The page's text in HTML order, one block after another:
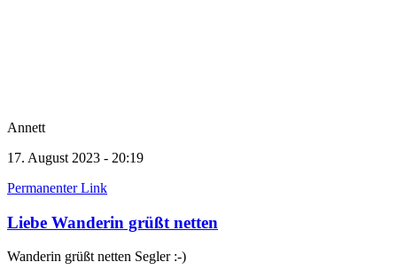
Annett
17. August 2023 - 20:19
Permanenter Link
Liebe Wanderin grüßt netten
Wanderin grüßt netten Segler :-)